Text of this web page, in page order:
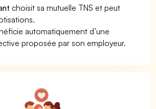
choisit sa mutuelle TNS et peut
automatiquement d’une
proposée par son employeur.